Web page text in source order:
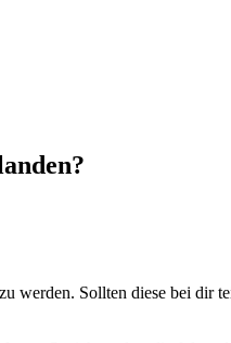
werden. Sollten diese bei dir